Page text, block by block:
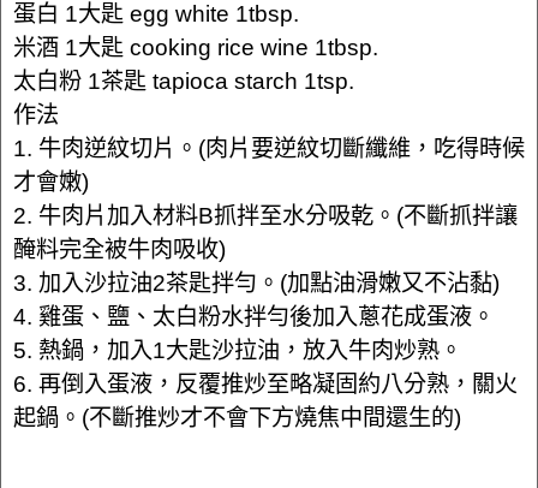
蛋白 1大匙 egg white 1tbsp.
米酒 1大匙 cooking rice wine 1tbsp.
太白粉 1茶匙 tapioca starch 1tsp.
作法
1. 牛肉逆紋切片。(肉片要逆紋切斷纖維，吃得時候
才會嫩)
2. 牛肉片加入材料B抓拌至水分吸乾。(不斷抓拌讓
醃料完全被牛肉吸收)
3. 加入沙拉油2茶匙拌勻。(加點油滑嫩又不沾黏)
4. 雞蛋、鹽、太白粉水拌勻後加入蔥花成蛋液。
5. 熱鍋，加入1大匙沙拉油，放入牛肉炒熟。
6. 再倒入蛋液，反覆推炒至略凝固約八分熟，關火
起鍋。(不斷推炒才不會下方燒焦中間還生的)